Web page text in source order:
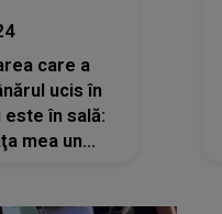
care a
ucis în
în sală:
mea un